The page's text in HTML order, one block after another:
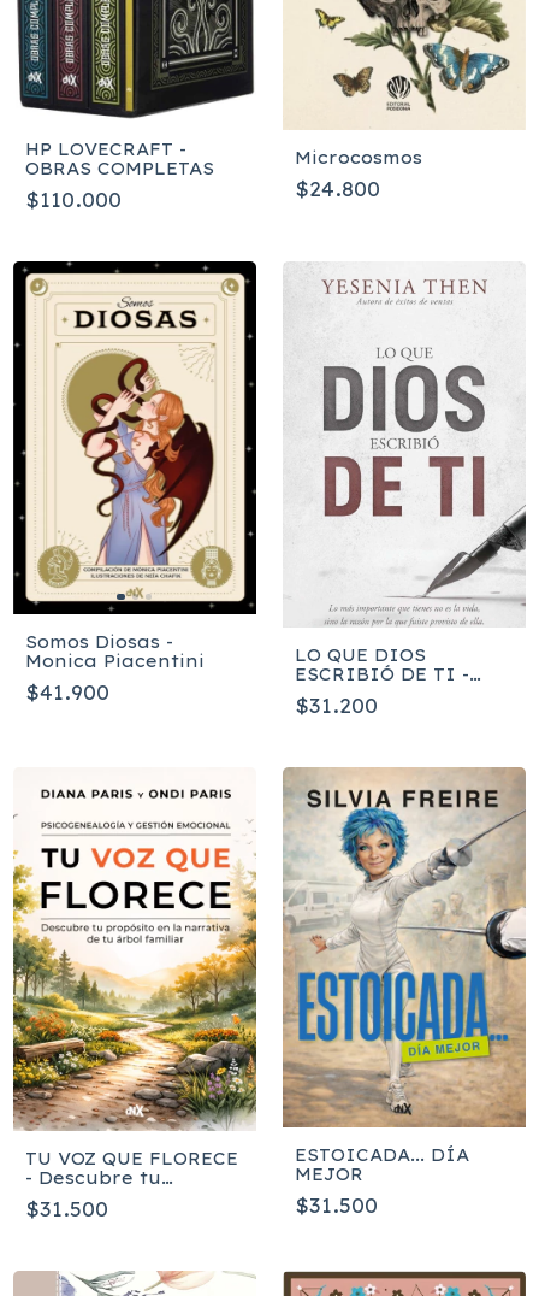
HP LOVECRAFT -
OBRAS COMPLETAS
$110.000
Microcosmos
$24.800
Somos Diosas -
Monica Piacentini
$41.900
LO QUE DIOS
ESCRIBIÓ DE TI -
Yesenia Then
$31.200
TU VOZ QUE FLORECE
- Descubre tu
propósito en la
narrativa de tu árbol
$31.500
ESTOICADA... DÍA
MEJOR
$31.500